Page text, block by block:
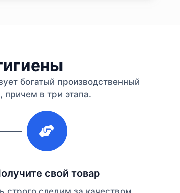
богатый производственный
причем в три этапа.
свой товар